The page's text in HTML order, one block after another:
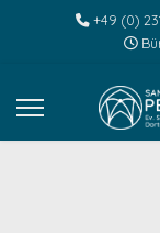
+49 (0)